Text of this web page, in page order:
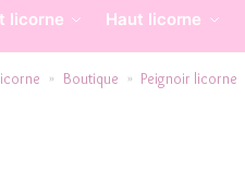
licorne Haut licorne
» Boutique » Peignoir licorne